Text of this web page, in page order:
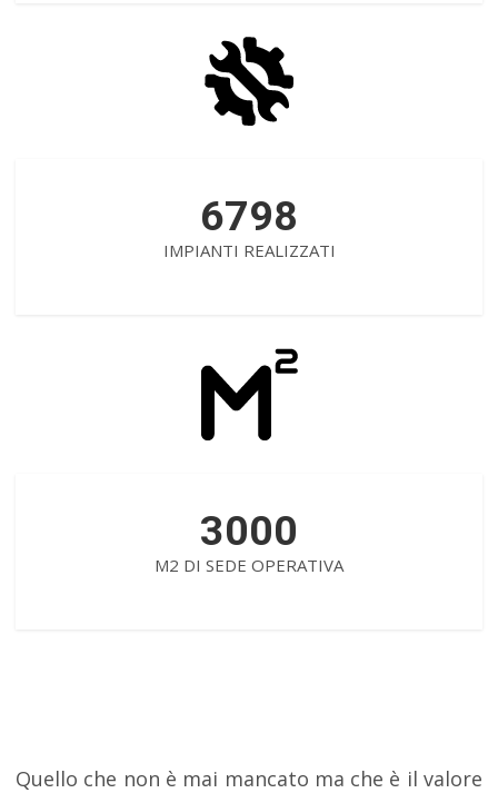
6798
IMPIANTI REALIZZATI
3000
M2 DI SEDE OPERATIVA
Quello che non è mai mancato ma che è il valore